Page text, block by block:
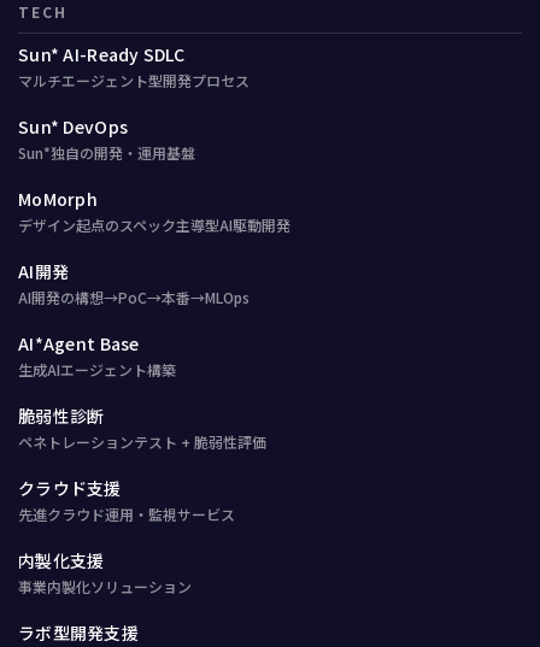
TECH
Sun* AI-Ready SDLC
マルチエージェント型開発プロセス
Sun* DevOps
Sun*独自の開発・運用基盤
MoMorph
デザイン起点のスペック主導型AI駆動開発
AI開発
AI開発の構想→PoC→本番→MLOps
AI*Agent Base
生成AIエージェント構築
脆弱性診断
ペネトレーションテスト + 脆弱性評価
クラウド支援
先進クラウド運用・監視サービス
内製化支援
事業内製化ソリューション
ラボ型開発支援